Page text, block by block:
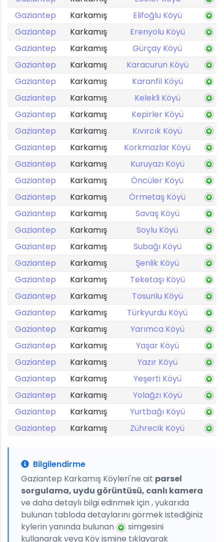
Gaziantep
Karkamış
Elifoğlu Köyü
Gaziantep
Karkamış
Erenyolu Köyü
Gaziantep
Karkamış
Gürçay Köyü
Gaziantep
Karkamış
Karacurun Köyü
Gaziantep
Karkamış
Karanfil Köyü
Gaziantep
Karkamış
Kelekli Köyü
Gaziantep
Karkamış
Kepirler Köyü
Gaziantep
Karkamış
Kıvırcık Köyü
Gaziantep
Karkamış
Korkmazlar Köyü
Gaziantep
Karkamış
Kuruyazı Köyü
Gaziantep
Karkamış
Öncüler Köyü
Gaziantep
Karkamış
Örmetaş Köyü
Gaziantep
Karkamış
Savaş Köyü
Gaziantep
Karkamış
Soylu Köyü
Gaziantep
Karkamış
Subağı Köyü
Gaziantep
Karkamış
Şenlik Köyü
Gaziantep
Karkamış
Teketaşı Köyü
Gaziantep
Karkamış
Tosunlu Köyü
Gaziantep
Karkamış
Türkyurdu Köyü
Gaziantep
Karkamış
Yarımca Köyü
Gaziantep
Karkamış
Yaşar Köyü
Gaziantep
Karkamış
Yazır Köyü
Gaziantep
Karkamış
Yeşerti Köyü
Gaziantep
Karkamış
Yolağzı Köyü
Gaziantep
Karkamış
Yurtbağı Köyü
Gaziantep
Karkamış Zührecik Köyü
Bilgilendirme
Gaziantep Karkamış Köyleri'ne ait parsel
sorgulama, uydu görüntüsü, canlı kamera
ve daha detaylı bilgi edinmek için , yukarıda
bulunan tabloda detaylarını görmek istediğiniz
kylerin yanında bulunan
simgesini
kullanarak veya Köy ismine tıklayarak